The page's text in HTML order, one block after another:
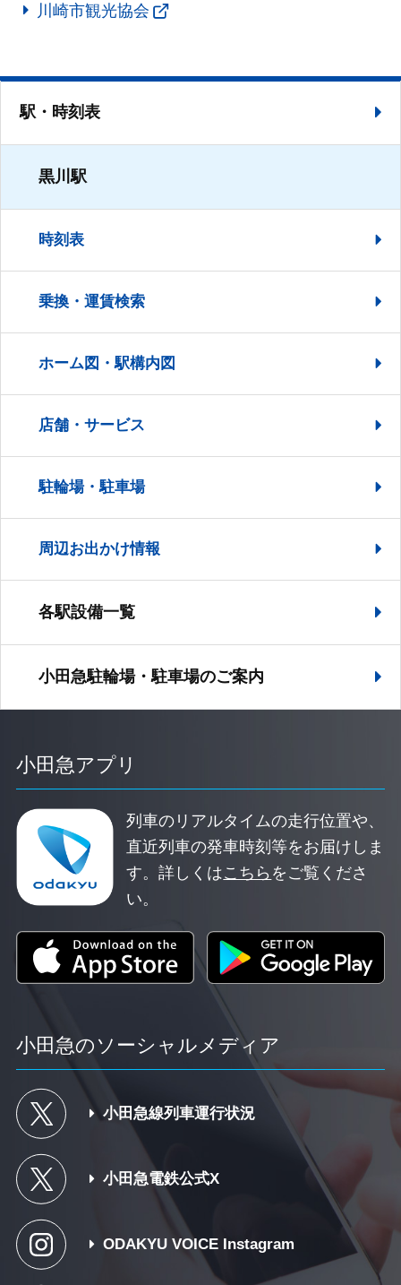
川崎市観光協会
駅・時刻表
黒川駅
時刻表
乗換・運賃検索
ホーム図・駅構内図
店舗・サービス
駐輪場・駐車場
周辺お出かけ情報
各駅設備一覧
小田急駐輪場・駐車場のご案内
小田急アプリ
列車のリアルタイムの走行位置や、
直近列車の発車時刻等をお届けしま
す。詳しくはこちら をご覧くださ
い。
小田急のソーシャルメディア
小田急線列車運行状況
小田急電鉄公式X
ODAKYU VOICE Instagram